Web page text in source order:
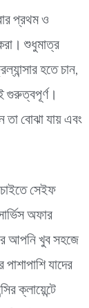
প্রথম ও
শুধুমাত্র
হতে চান,
গুরুত্বপূর্ণ।
তা বোঝা যায় এবং
সেইফ
অফার
আপনি খুব সহজে
যাদের
ক্লায়েন্টে